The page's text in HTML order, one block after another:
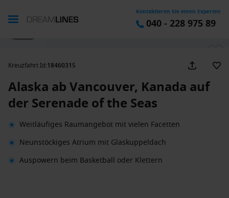
Kontaktieren Sie einen Experten
040 - 228 975 89
Kreuzfahrt Id:18460315
Alaska ab Vancouver, Kanada auf
der Serenade of the Seas
Weitläufiges Raumangebot mit vielen Facetten
Neunstöckiges Atrium mit Glaskuppeldach
Auspowern beim Basketball oder Klettern